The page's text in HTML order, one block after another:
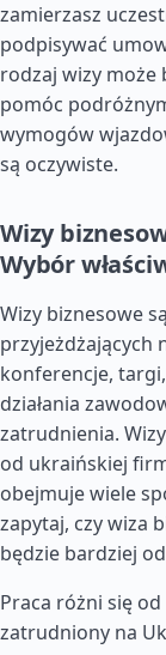
zamierzasz
podpisywać
rodzaj wizy może
pomóc
wymogów
są oczywiste.
Wizy
Wybór
Wizy biznesowe
przyjeżdżających
konferencje,
działania
zatrudnienia.
od ukraińskiej
obejmuje wiele
zapytaj, czy wiza
będzie bardziej
Praca różni się od
zatrudniony na